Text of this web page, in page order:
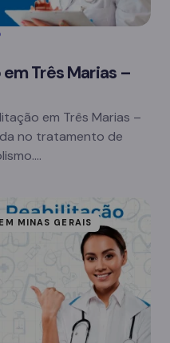
Três Marias –
em Três Marias –
no tratamento de
MINAS GERAIS